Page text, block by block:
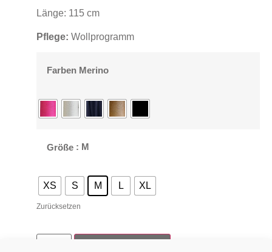
Länge: 115 cm
Pflege: Wollprogramm
Farben Merino
Größe : M
XS S M L XL
Zurücksetzen